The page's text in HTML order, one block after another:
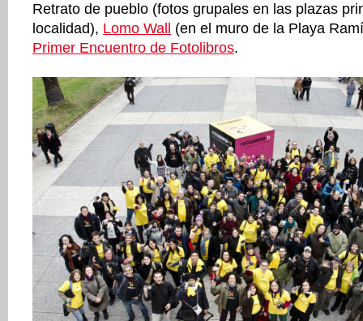
Retrato de pueblo (fotos grupales en las plazas
localidad), Lomo Wall
(en el muro de la Playa
Primer Encuentro de Fotolibros.